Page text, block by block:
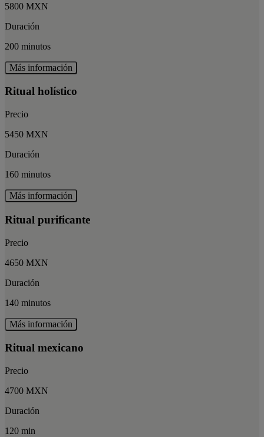
5800 MXN
Duración
200 minutos
Más información
Ritual holístico
Precio
5450 MXN
Duración
160 minutos
Más información
Ritual purificante
Precio
4650 MXN
Duración
140 minutos
Más información
Ritual mexicano
Precio
4700 MXN
Duración
120 min